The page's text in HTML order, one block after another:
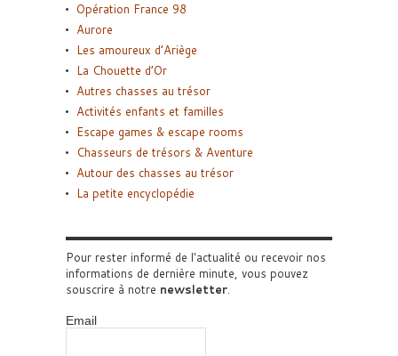
Opération France 98
Aurore
Les amoureux d’Ariège
La Chouette d’Or
Autres chasses au trésor
Activités enfants et familles
Escape games & escape rooms
Chasseurs de trésors & Aventure
Autour des chasses au trésor
La petite encyclopédie
Pour rester informé de l'actualité ou recevoir nos
informations de dernière minute, vous pouvez
souscrire à notre newsletter.
Email